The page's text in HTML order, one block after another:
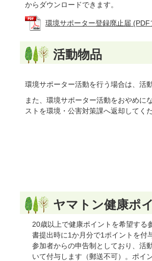
からダウンロードできます。
環境サポーター登録廃止届
活動物品
環境サポーター活動を行う場合は、活
また、環境サポーター活動をおやめに
ストを環境・公害対策課へ返却してくだ
ヤマトン健康ポ
20歳以上で健康ポイントを希望する
書提出時に1か月分で1ポイントを付
参加者からの申告制としており、活
いて付与します（郵送不可）。ポイ